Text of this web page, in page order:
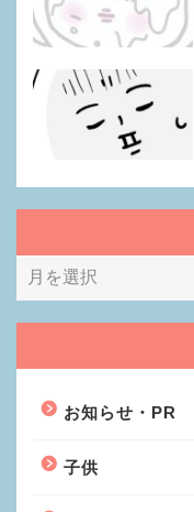
お知らせ・PR
子供